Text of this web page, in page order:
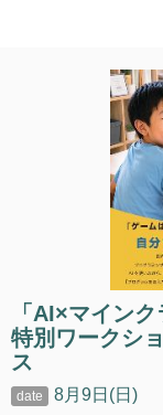
「AI×マイン
特別ワークシ
ス
8月9日(日)